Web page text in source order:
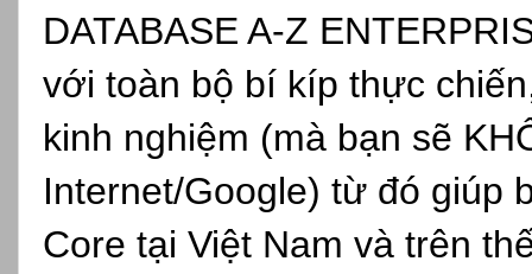
DATABASE A-Z
với toàn bộ bí kíp thực
kinh nghiệm (mà bạn sẽ
Internet/Google) từ đó giúp
Core tại Việt Nam và trên